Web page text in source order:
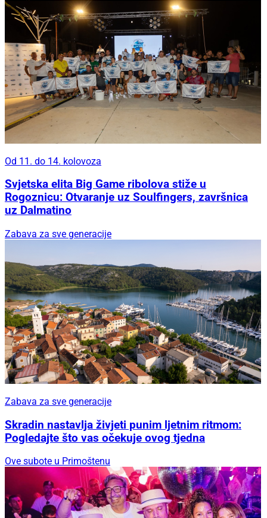
Od 11. do 14. kolovoza
Svjetska elita Big Game ribolova stiže u
Rogoznicu: Otvaranje uz Soulfingers, završnica
uz Dalmatino
Zabava za sve generacije
Zabava za sve generacije
Skradin nastavlja živjeti punim ljetnim ritmom:
Pogledajte što vas očekuje ovog tjedna
Ove subote u Primoštenu